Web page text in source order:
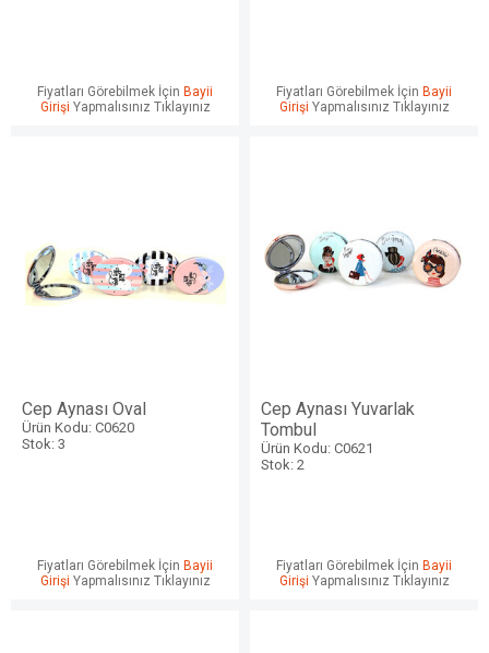
Fiyatları Görebilmek İçin Bayii
Girişi Yapmalısınız Tıklayınız
Fiyatları Görebilmek İçin Bayii
Girişi Yapmalısınız Tıklayınız
Cep Aynası Oval
Ürün Kodu: C0620
Stok: 3
Fiyatları Görebilmek İçin Bayii
Girişi Yapmalısınız Tıklayınız
Cep Aynası Yuvarlak
Tombul
Ürün Kodu: C0621
Stok: 2
Fiyatları Görebilmek İçin Bayii
Girişi Yapmalısınız Tıklayınız